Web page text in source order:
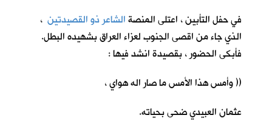
في حفل التأبين ، اعتلى المنصةالشاعر ذو القصيدتين ،
الذي جاء من اقصى الجنوب لعزاء العراق بشهيده البطل.
فأبكى الحضور ، بقصيدة انشد فيها :
(( وأمس هذا الأمس ما صار اله هواي ،
عثمان العبيدي ضحى بحياته.